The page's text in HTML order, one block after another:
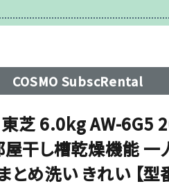
その他
テレビ台
COSMO SubscRental
芝 6.0kg AW-6G5
屋干し槽乾燥機能 一
とめ洗い きれい 【型